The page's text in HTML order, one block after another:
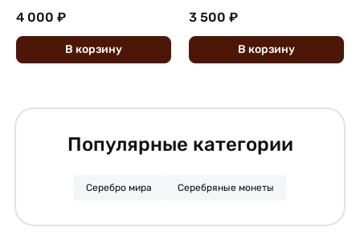
4 000 ₽
В корзину
3 500 ₽
В корзину
Популярные категории
Серебро мира Серебряные монеты